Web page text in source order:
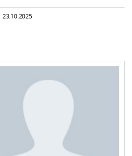
23.10.2025